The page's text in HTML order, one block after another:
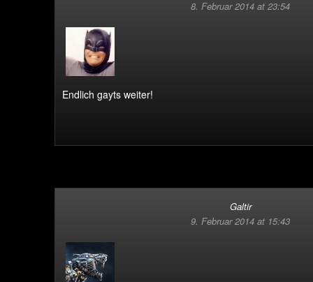
8. Februar 2014 at 23:54
Endlich gayts weiter!
Galtir
9. Februar 2014 at 15:43